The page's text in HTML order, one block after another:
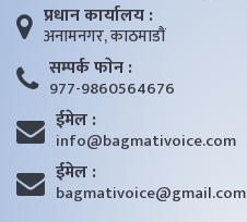
प्रधान कार्यालय :
अनामनगर, काठमाडाैं
सम्पर्क फाेन :
977-9860564676
ईमेल :
info@bagmativoice.com
ईमेल :
bagmativoice@gmail.com